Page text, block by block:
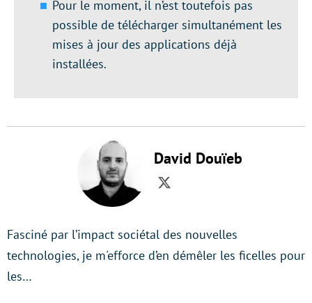
Pour le moment, il n’est toutefois pas
possible de télécharger simultanément les
mises à jour des applications déjà
installées.
David Douïeb
Twitter
Fasciné par l’impact sociétal des nouvelles
technologies, je m'efforce d’en démêler les ficelles pour
les…